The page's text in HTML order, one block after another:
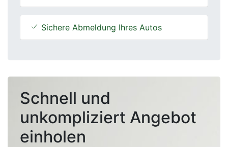
Sichere Abmeldung Ihres Autos
Schnell und
unkompliziert Angebot
einholen